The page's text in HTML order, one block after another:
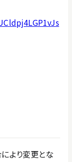
より変更とな